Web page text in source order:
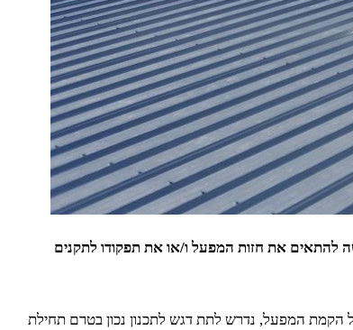
להתאים את חזות המפעל ו/או את תפקודו לתקנים
המפעל, נדרש לתת דגש לתכנון נכון בטרם תחילת